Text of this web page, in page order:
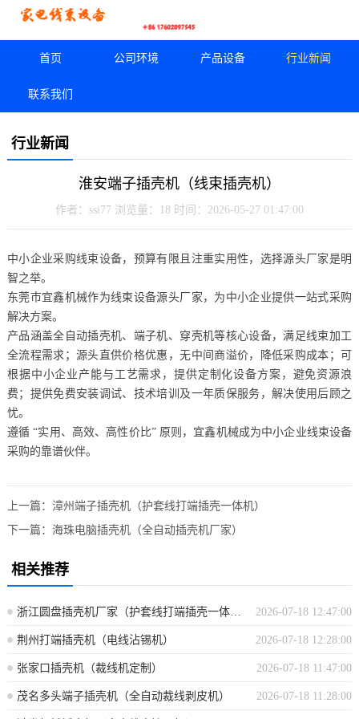
首页 公司环境 产品设备 行业新闻
联系我们
行业新闻
淮安端子插壳机（线束插壳机）
作者：ssi77 浏览量：18 时间：2026-05-27 01:47:00
中小企业采购线束设备，预算有限且注重实用性，选择源头厂家是明
智之举。
东莞市宜鑫机械作为线束设备源头厂家，为中小企业提供一站式采购
解决方案。
产品涵盖全自动插壳机、端子机、穿壳机等核心设备，满足线束加工
全流程需求；源头直供价格优惠，无中间商溢价，降低采购成本；可
根据中小企业产能与工艺需求，提供定制化设备方案，避免资源浪
费；提供免费安装调试、技术培训及一年质保服务，解决使用后顾之
忧。
遵循 “实用、高效、高性价比” 原则，宜鑫机械成为中小企业线束设备
采购的靠谱伙伴。
上一篇： 漳州端子插壳机（护套线打端插壳一体机）
下一篇： 海珠电脑插壳机（全自动插壳机厂家）
相关推荐
2026-07-18 12:47:00
浙江圆盘插壳机厂家（护套线打端插壳一体机）
2026-07-18 12:28:00
荆州打端插壳机（电线沾锡机）
2026-07-18 11:47:00
张家口插壳机（裁线机定制）
2026-07-18 11:28:00
茂名多头端子插壳机（全自动裁线剥皮机）